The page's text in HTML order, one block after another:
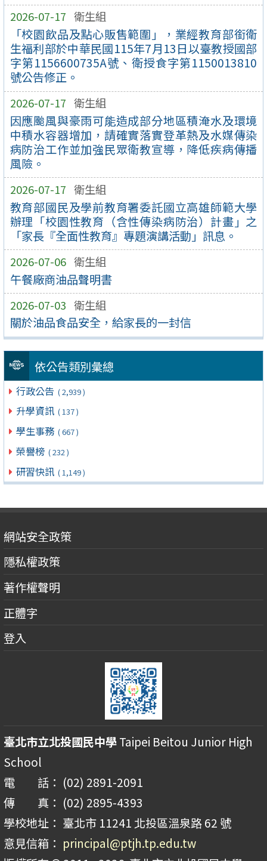
2026-07-17 衛生組
「校園飲品及點心販售範圍」，業經教育部銜衛
生福利部於中華民國115年7月13日以臺教授國部
字第1156600735A號、衛授食字第1150013810
號公告修正。
2026-07-17 衛生組
因應颱風與豪雨可能造成部分地區積淹水及環境
中積水容器增加，請確實落實登革熱及水媒傳染
病防治工作並加強民眾衛教宣導，降低疾病傳播
風險。
2026-07-17 衛生組
教育部國民及學前教育署委託國立高雄師範大學
辦理「校園性教育（含性傳染病防治）計畫」之
「家長『全面性教育』專題演講活動」訊息。
2026-07-06 衛生組
午餐廠商油品聲明書
2026-07-03 衛生組
關於油品食品安全，給家長的一封信
依公告類別彙總
行政公告 ( 2,939 )
升學資訊 ( 137 )
學生事務 ( 667 )
榮譽榜 ( 232 )
研習快訊 ( 1,149 )
網站安全政策
隱私權政策
著作權聲明
正體字
登入
臺北市立北投國民中學Taipei Beitou Junior High
School
電 話： (02) 2891-2091
傳 真： (02) 2895-4393
學校地址： 臺北市 11241 北投區溫泉路 62 號
意見信箱： principal@ptjh.tp.edu.tw